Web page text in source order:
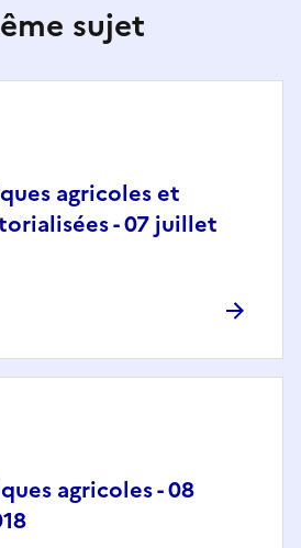
sujet
agricoles et
- 07 juillet
agricoles - 08